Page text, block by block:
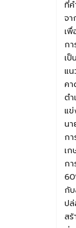
ที่
จา
เพื่
ก
เ
แ
ค
ต
แข่
น
ก
เ
กา
กั
ป
ส